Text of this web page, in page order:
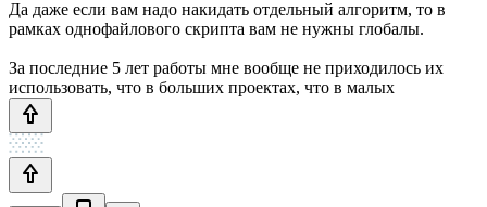
Да даже если вам надо накидать отдельный алгоритм, то в
рамках однофайлового скрипта вам не нужны глобалы.
За последние 5 лет работы мне вообще не приходилось их
использовать, что в больших проектах, что в малых